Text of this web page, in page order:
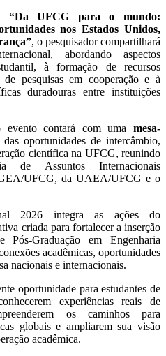
“Da UFCG para o mundo:
nos Estados Unidos,
, o pesquisador compartilhará
abordando aspectos
à formação de recursos
pesquisas em cooperação e à
duradouras entre instituições
contará com uma mesa-
oportunidades de intercâmbio,
científica na UFCG, reunindo
de Assuntos Internacionais
UFCG, da UAEA/UFCG e o
2026 integra as ações do
criada para fortalecer a inserção
Pós-Graduação em Engenharia
acadêmicas, oportunidades
nacionais e internacionais.
oportunidade para estudantes de
experiências reais de
os caminhos para
globais e ampliarem sua visão
acadêmica.